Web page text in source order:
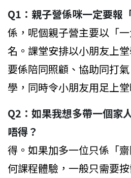
Q1：親子營係咪一定要報
係，呢個親子營主要以「
名。課堂安排以小朋友上
要係陪同照顧、協助同打
學，同時令小朋友用足上堂
Q2：如果我想多帶一個家
唔得？
得。如果加多一位只係「
何課程體驗，一般只需要